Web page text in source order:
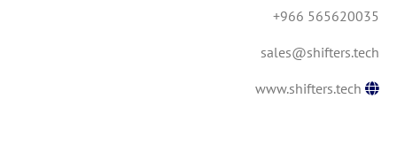
+966 565620035
sales@shifters.tech
www.shifters.tech